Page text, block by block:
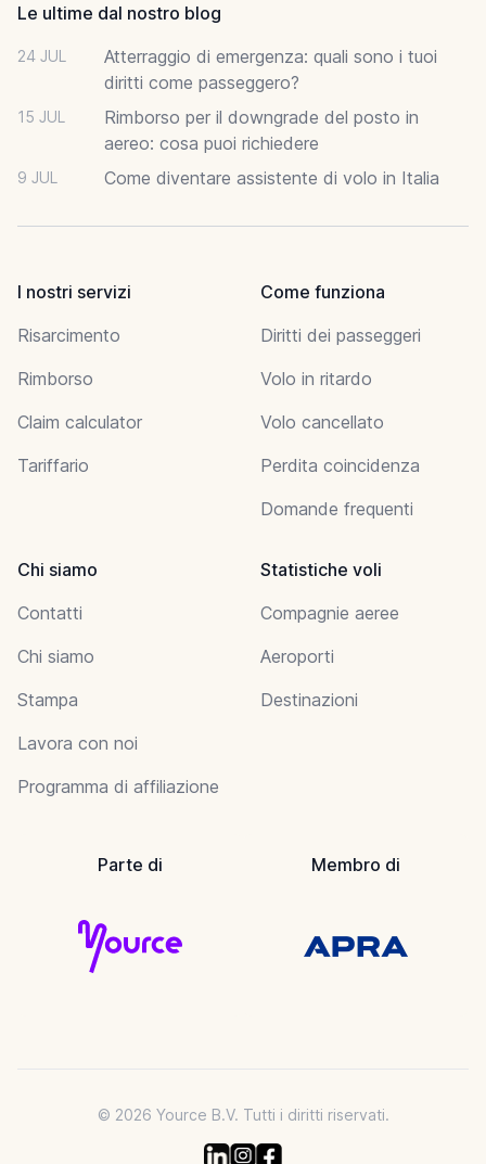
Le ultime dal nostro blog
24 JUL
Atterraggio di emergenza: quali sono i tuoi
diritti come passeggero?
15 JUL
Rimborso per il downgrade del posto in
aereo: cosa puoi richiedere
9 JUL Come diventare assistente di volo in Italia
I nostri servizi
Risarcimento
Rimborso
Claim calculator
Tariffario
Come funziona
Diritti dei passeggeri
Volo in ritardo
Volo cancellato
Perdita coincidenza
Domande frequenti
Chi siamo
Contatti
Chi siamo
Stampa
Lavora con noi
Programma di affiliazione
Statistiche voli
Compagnie aeree
Aeroporti
Destinazioni
Parte di Membro di
© 2026 Yource B.V. Tutti i diritti riservati.